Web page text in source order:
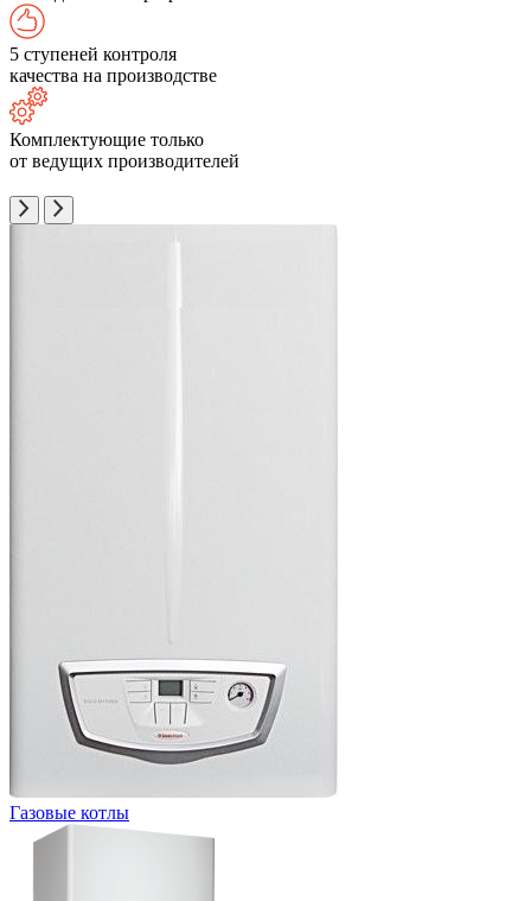
5 ступеней контроля
качества на производстве
Комплектующие только
от ведущих производителей
Газовые котлы